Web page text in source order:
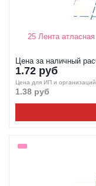
25 Лента
Цена за наличный
1.72 руб
Цена для ИП и
1.38 руб